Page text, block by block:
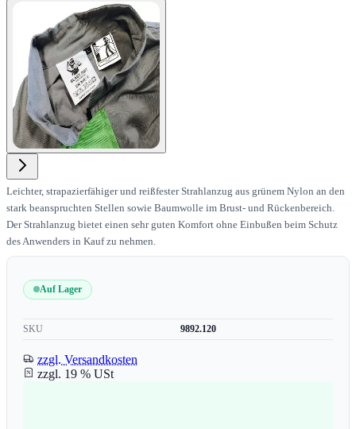
View larger image
Leichter, strapazierfähiger und reißfester Strahlanzug aus grünem Nylon an den
stark beanspruchten Stellen sowie Baumwolle im Brust- und Rückenbereich.
Der Strahlanzug bietet einen sehr guten Komfort ohne Einbußen beim Schutz
des Anwenders in Kauf zu nehmen.
Auf Lager
SKU 9892.120
zzgl. Versandkosten
zzgl. 19 % USt